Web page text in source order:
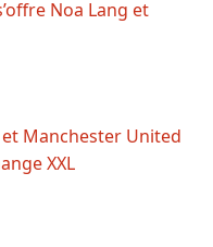
Noa Lang et
Manchester United
XXL